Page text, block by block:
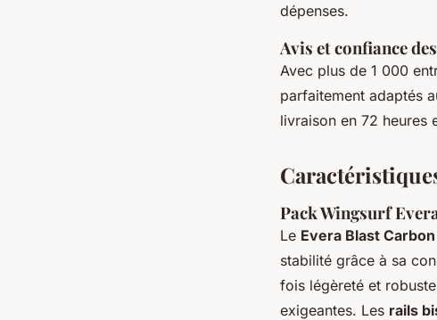
dépenses.
Avis et confiance
Avec plus de 1 000
parfaitement adaptés
livraison en 72 heures
Pack Wingsurf
Le Evera Blast
stabilité grâce à sa
fois légèreté et
exigeantes. Les rails